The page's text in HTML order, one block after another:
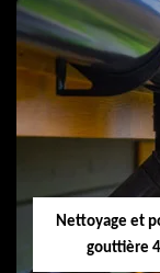
Isolation de
40
Nettoyage et
gouttière